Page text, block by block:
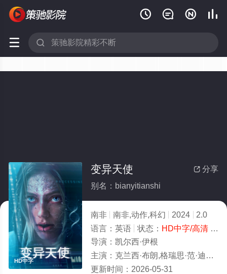
   
 
HD中字
 分享
变异天使
别名：bianyitianshi
南非 南非,动作,科幻 2024
2.0
语言： 英语 状态： HD中字/高清- 免费在线观看
导演： 凯尔西·伊根
主演： 克兰西·布朗,格瑞思·范·迪恩,丹尼尔·沙曼,艾丹·斯科特,瑞安·克鲁格
更新时间： 2026-05-31